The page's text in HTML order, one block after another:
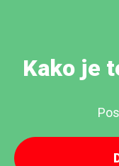
Kako je